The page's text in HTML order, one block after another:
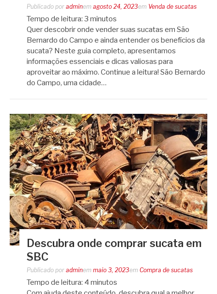
Publicado por adminem agosto 24, 2023em Venda de sucatas
Tempo de leitura: 3 minutos
Quer descobrir onde vender suas sucatas em São
Bernardo do Campo e ainda entender os benefícios da
sucata? Neste guia completo, apresentamos
informações essenciais e dicas valiosas para
aproveitar ao máximo. Continue a leitura! São Bernardo
do Campo, uma cidade…
Descubra onde comprar sucata em
SBC
Publicado por adminem maio 3, 2023em Compra de sucatas
Tempo de leitura: 4 minutos